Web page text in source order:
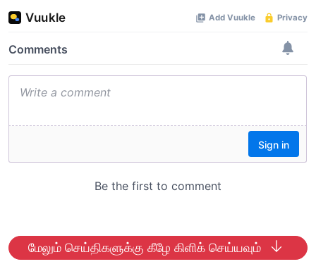
மேலும் செய்திகளுக்கு கீழே கிளிக் செய்யவும்